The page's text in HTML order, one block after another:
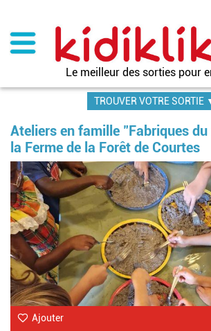
contenu
principal
Le meilleur des sorties pour
TROUVER VOTRE SORTIE
Ateliers en famille "Fabriques
la Ferme de la Forêt de Courtes
Ajouter